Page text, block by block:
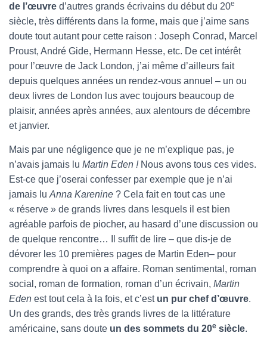
de l’œuvre d’autres grands écrivains du début du 20e
siècle, très différents dans la forme, mais que j’aime sans
doute tout autant pour cette raison : Joseph Conrad, Marcel
Proust, André Gide, Hermann Hesse, etc. De cet intérêt
pour l’œuvre de Jack London, j’ai même d’ailleurs fait
depuis quelques années un rendez-vous annuel – un ou
deux livres de London lus avec toujours beaucoup de
plaisir, années après années, aux alentours de décembre
et janvier.
Mais par une négligence que je ne m’explique pas, je
n’avais jamais lu Martin Eden !Nous avons tous ces vides.
Est-ce que j’oserai confesser par exemple que je n’ai
jamais lu Anna Karenine ? Cela fait en tout cas une
« réserve » de grands livres dans lesquels il est bien
agréable parfois de piocher, au hasard d’une discussion ou
de quelque rencontre… Il suffit de lire – que dis-je de
dévorer les 10 premières pages de Martin Eden– pour
comprendre à quoi on a affaire. Roman sentimental, roman
social, roman de formation, roman d’un écrivain, Martin
Eden est tout cela à la fois, et c’est un pur chef d’œuvre.
Un des grands, des très grands livres de la littérature
américaine, sans doute un des sommets du 20e siècle.